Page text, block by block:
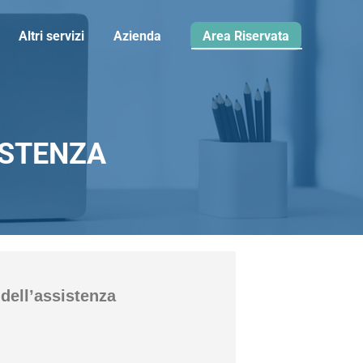
Altri servizi Azienda Area Riservata